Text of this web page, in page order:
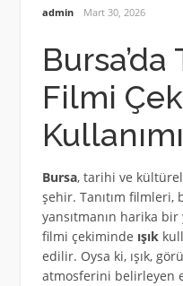
admin Mart 30, 2026
Bursa’da
Filmi
Kullanımı
Bursa, tarihi ve
şehir. Tanıtım
yansıtmanın harika
filmi çekiminde ışık
edilir. Oysa ki, ışık,
atmosferini belirleyen